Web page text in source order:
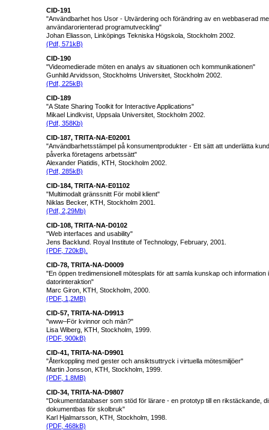
CID-191
"Användbarhet hos Usor - Utvärdering och förändring av en webbaserad
användarorienterad programutveckling"
Johan Eliasson, Linköpings Tekniska Högskola, Stockholm 2002.
(Pdf, 571kB)
CID-190
"Videomedierade möten en analys av situationen och kommunikationen"
Gunhild Arvidsson, Stockholms Universitet, Stockholm 2002.
(Pdf, 225kB)
CID-189
"A State Sharing Toolkit for Interactive Applications"
Mikael Lindkvist, Uppsala Universitet, Stockholm 2002.
(Pdf, 358Kb)
CID-187, TRITA-NA-E02001
"Användbarhetsstämpel på konsumentprodukter - Ett sätt att underlätta
påverka företagens arbetssätt"
Alexander Piatidis, KTH, Stockholm 2002.
(Pdf, 285kB)
CID-184, TRITA-NA-E01102
"Multimodalt gränssnitt För mobil klient"
Niklas Becker, KTH, Stockholm 2001.
(Pdf, 2,29Mb)
CID-108, TRITA-NA-D0102
"Web interfaces and usability"
Jens Backlund. Royal Institute of Technology, February, 2001.
(PDF, 720kB).
CID-78, TRITA-NA-D0009
"En öppen tredimensionell mötesplats för att samla kunskap och information
datorinteraktion"
Marc Giron, KTH, Stockholm, 2000.
(PDF, 1,2MB)
CID-57, TRITA-NA-D9913
"www–För kvinnor och män?"
Lisa Wiberg, KTH, Stockholm, 1999.
(PDF, 900kB)
CID-41, TRITA-NA-D9901
"Återkoppling med gester och ansiktsuttryck i virtuella mötesmiljöer"
Martin Jonsson, KTH, Stockholm, 1999.
(PDF, 1.8MB)
CID-34, TRITA-NA-D9807
"Dokumentdatabaser som stöd för lärare - en prototyp till en rikstäckande,
dokumentbas för skolbruk"
Karl Hjalmarsson, KTH, Stockholm, 1998.
(PDF, 468kB)